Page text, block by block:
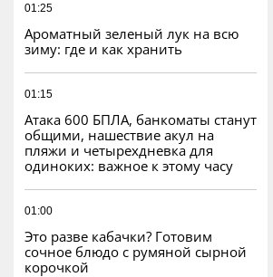
01:25
Ароматный зеленый лук на всю
зиму: где и как хранить
01:15
Атака 600 БПЛА, банкоматы станут
общими, нашествие акул на
пляжи и четырехдневка для
одиноких: важное к этому часу
01:00
Это разве кабачки? Готовим
сочное блюдо с румяной сырной
корочкой